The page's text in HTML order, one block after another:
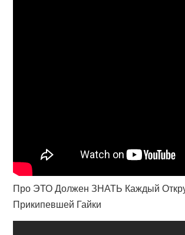
Про ЭТО Должен ЗНАТЬ Каждый
Прикипевшей Гайки